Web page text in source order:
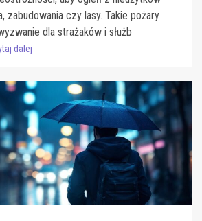
zabudowania czy lasy. Takie pożary
dla strażaków i służb
dalej